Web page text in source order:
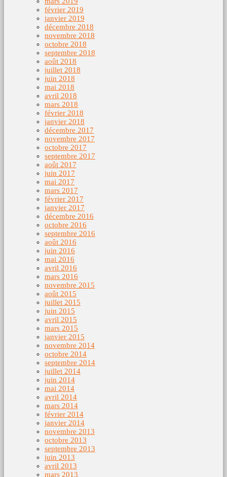
février 2019
janvier 2019
décembre 2018
novembre 2018
octobre 2018
septembre 2018
août 2018
juillet 2018
juin 2018
mai 2018
avril 2018
mars 2018
février 2018
janvier 2018
décembre 2017
novembre 2017
octobre 2017
septembre 2017
août 2017
juin 2017
mai 2017
mars 2017
février 2017
janvier 2017
décembre 2016
octobre 2016
septembre 2016
août 2016
juin 2016
mai 2016
avril 2016
mars 2016
novembre 2015
août 2015
juillet 2015
juin 2015
avril 2015
mars 2015
janvier 2015
novembre 2014
octobre 2014
septembre 2014
juillet 2014
juin 2014
mai 2014
avril 2014
mars 2014
février 2014
janvier 2014
novembre 2013
octobre 2013
septembre 2013
juin 2013
avril 2013
mars 2013